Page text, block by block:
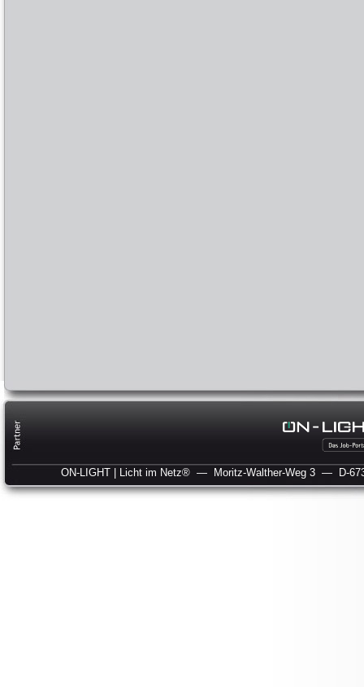
ON-LIGHT | Licht im Netz® — Moritz-Walther-Weg 3 — D-